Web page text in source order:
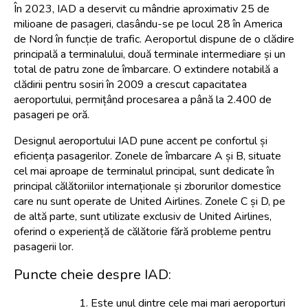
În 2023, IAD a deservit cu mândrie aproximativ 25 de
milioane de pasageri, clasându-se pe locul 28 în America
de Nord în funcție de trafic. Aeroportul dispune de o clădire
principală a terminalului, două terminale intermediare și un
total de patru zone de îmbarcare. O extindere notabilă a
clădirii pentru sosiri în 2009 a crescut capacitatea
aeroportului, permițând procesarea a până la 2.400 de
pasageri pe oră.
Designul aeroportului IAD pune accent pe confortul și
eficiența pasagerilor. Zonele de îmbarcare A și B, situate
cel mai aproape de terminalul principal, sunt dedicate în
principal călătoriilor internaționale și zborurilor domestice
care nu sunt operate de United Airlines. Zonele C și D, pe
de altă parte, sunt utilizate exclusiv de United Airlines,
oferind o experiență de călătorie fără probleme pentru
pasagerii lor.
Puncte cheie despre IAD:
Este unul dintre cele mai mari aeroporturi